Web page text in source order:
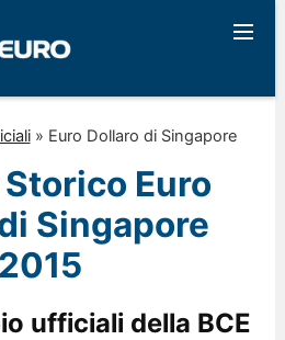
» Euro Dollaro di Singapore
Euro
Singapore
2015
ufficiali della BCE